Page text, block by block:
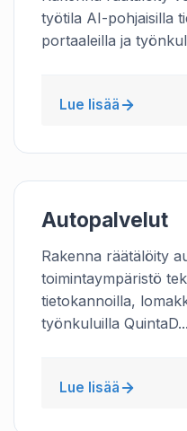
työtila AI-pohjaisilla
portaaleilla ja
Lue lisää
Autopalvelut
Rakenna räätälöity
toimintaympäristö
tietokannoilla,
työnkuluilla QuintaD...
Lue lisää